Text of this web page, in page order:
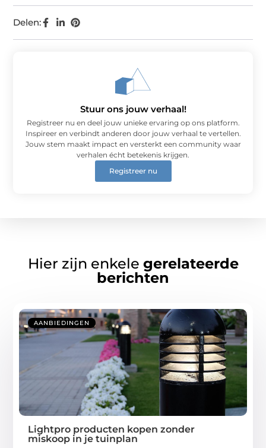
Delen:
Stuur ons jouw verhaal!
Registreer nu en deel jouw unieke ervaring op ons platform.
Inspireer en verbindt anderen door jouw verhaal te vertellen.
Jouw stem maakt impact en versterkt een community waar
verhalen écht betekenis krijgen.
Registreer nu
Hier zijn enkele gerelateerde
berichten
AANBIEDINGEN
Lightpro producten kopen zonder
miskoop in je tuinplan